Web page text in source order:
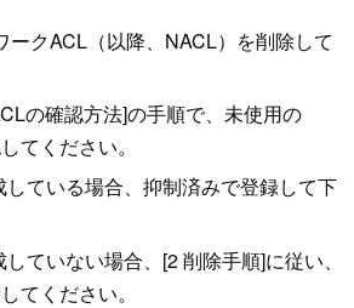
ークACL（以降、NACL）を削除して
の確認方法]の手順で、未使用の
てください。
ている場合、抑制済みで登録して下
ていない場合、[2 削除手順]に従い、
てください。